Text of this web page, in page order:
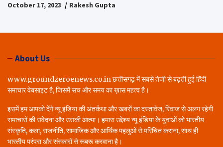
October 17, 2023 Rakesh Gupta
About Us
www.groundzeroenews.co.in छत्तीसगढ़ में सबसे तेजी से बढ़ती हुई हिंदी
समाचार वेबसाइट है, जिसमें सच और समय का ख़ास महत्व है।
इसमें हम आपको देंगे न्यू इंडिया की अंतर्कथा और खबरों का दस्तावेज, रिवाज से अलग रहेगी
समाचारों की संवेदना और उसकी आत्मा। हमारा उद्देश्य न्यू इंडिया के युवाओं को भारतीय
संस्कृति, कला, राजनीति, सामाजिक और आर्थिक पहलुओं से परिचित कराना, साथ ही
भारतीय परंपरा और संस्कारों से रूबरू करवाना है।